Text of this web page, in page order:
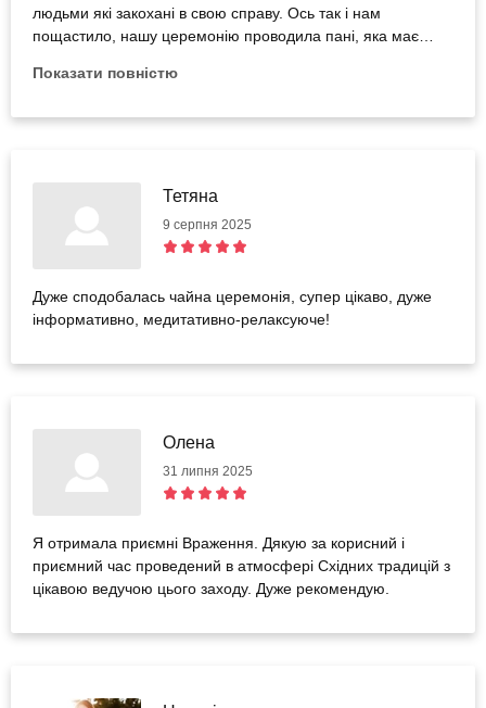
людьми які закохані в свою справу. Ось так і нам
пощастило, нашу церемонію проводила пані, яка має
подорожі в Китай та історію чайної церемонії, закохає вас
побільше унікальних смаків чаю та ще раз поринути в цю
Показати повністю
Тетяна
9 серпня 2025
Дуже сподобалась чайна церемонія, супер цікаво, дуже
інформативно, медитативно-релаксуюче!
Олена
31 липня 2025
Я отримала приємні Враження. Дякую за корисний і
приємний час проведений в атмосфері Східних традицій з
цікавою ведучою цього заходу. Дуже рекомендую.